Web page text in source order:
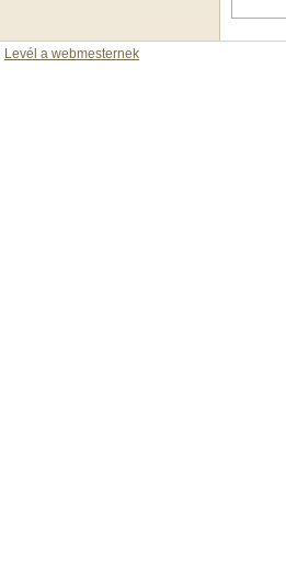
Levél a webmesternek